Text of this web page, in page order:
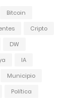
Bitcoin
Cripto
DW
IA
Municipio
Política